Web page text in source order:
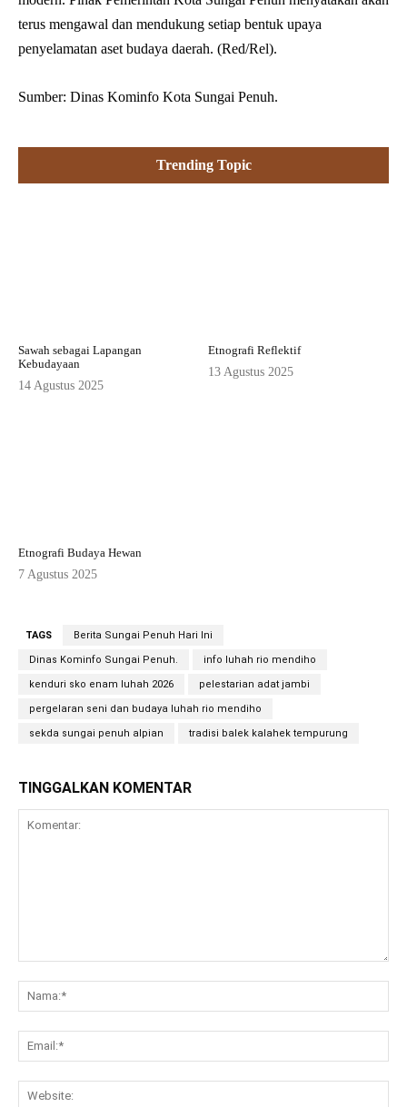
terus mengawal dan mendukung setiap bentuk upaya
penyelamatan aset budaya daerah. (Red/Rel).
Sumber: Dinas Kominfo Kota Sungai Penuh.
Trending Topic
Sawah sebagai Lapangan
Kebudayaan
14 Agustus 2025
Etnografi Reflektif
13 Agustus 2025
Etnografi Budaya Hewan
7 Agustus 2025
TAGS Berita Sungai Penuh Hari Ini
Dinas Kominfo Sungai Penuh. info luhah rio mendiho
kenduri sko enam luhah 2026 pelestarian adat jambi
pergelaran seni dan budaya luhah rio mendiho
sekda sungai penuh alpian tradisi balek kalahek tempurung
TINGGALKAN KOMENTAR